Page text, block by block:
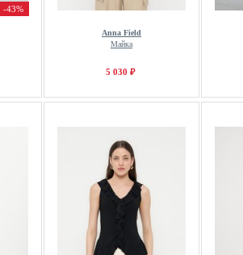
-43%
Anna Field
Майка
5 030 ₽